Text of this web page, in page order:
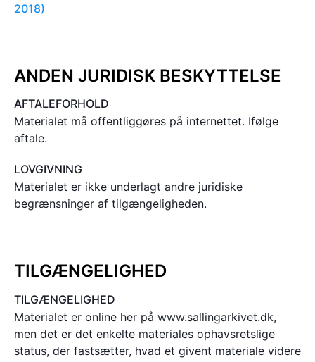
2018)
ANDEN JURIDISK BESKYTTELSE
AFTALEFORHOLD
Materialet må offentliggøres på internettet. Ifølge
aftale.
LOVGIVNING
Materialet er ikke underlagt andre juridiske
begrænsninger af tilgængeligheden.
TILGÆNGELIGHED
TILGÆNGELIGHED
Materialet er online her på www.sallingarkivet.dk,
men det er det enkelte materiales ophavsretslige
status, der fastsætter, hvad et givent materiale videre